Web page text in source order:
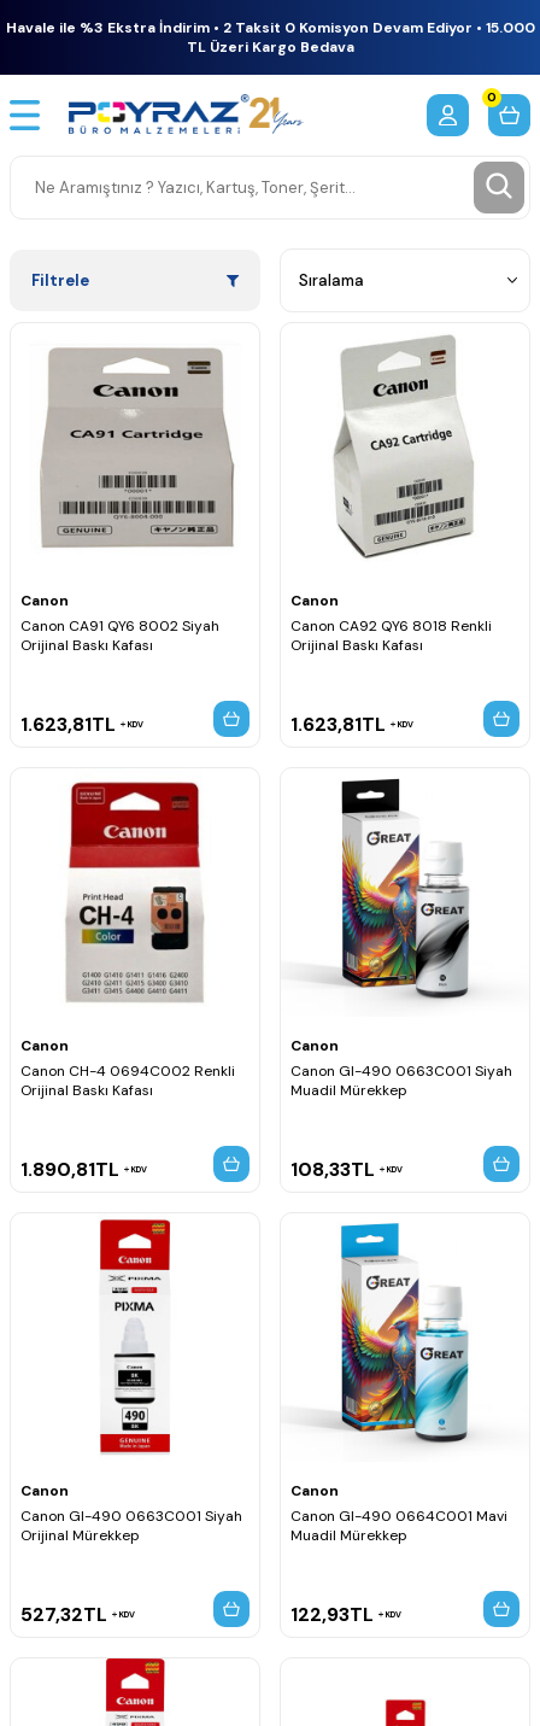
Havale ile %3 Ekstra İndirim • 2 Taksit 0 Komisyon Devam Ediyor • 15.000
TL Üzeri Kargo Bedava
0
Filtrele
Canon
Canon CA91 QY6 8002 Siyah
Orijinal Baskı Kafası
1.623,81TL KDV
Canon
Canon CA92 QY6 8018 Renkli
Orijinal Baskı Kafası
1.623,81TL KDV
Canon
Canon CH-4 0694C002 Renkli
Orijinal Baskı Kafası
1.890,81TL KDV
Canon
Canon GI-490 0663C001 Siyah
Muadil Mürekkep
108,33TL KDV
Canon
Canon GI-490 0663C001 Siyah
Orijinal Mürekkep
527,32TL KDV
Canon
Canon GI-490 0664C001 Mavi
Muadil Mürekkep
122,93TL KDV